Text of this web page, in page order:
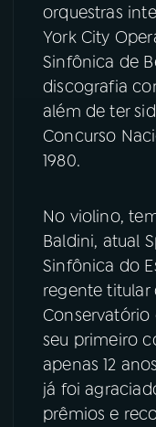
orquestras
York City
Sinfônica de
discografia
além de ter
Concurso
1980.
No violino,
Baldini, atual
Sinfônica do
regente titular
Conservatório
seu primeiro
apenas 12
já foi
prêmios e